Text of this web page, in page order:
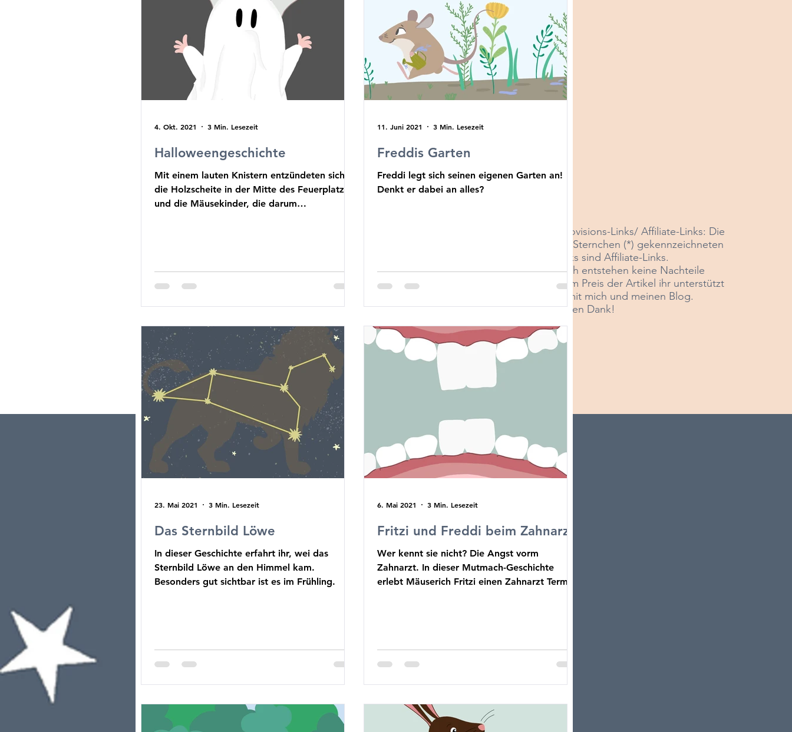
*Provisions-Links/ Affiliate-Links: Die
mit Sternchen (*) gekennzeichneten
Links sind Affiliate-Links.
Euch entstehen keine Nachteile
beim Preis der Artikel ihr unterstützt
damit mich und meinen Blog.
Vielen Dank!
Halloweengeschichte
Mit einem lauten Knistern entzündeten sich
die Holzscheite in der Mitte des Feuerplatzes
und die Mäusekinder, die darum
4. Okt. 2021 3 Min. Lesezeit
Freddis Garten
Freddi legt sich seinen eigenen Garten an!
Denkt er dabei an alles?
11. Juni 2021 3 Min. Lesezeit
Das Sternbild Löwe
In dieser Geschichte erfahrt ihr, wei das
Sternbild Löwe an den Himmel kam.
Besonders gut sichtbar ist es im Frühling.
23. Mai 2021 3 Min. Lesezeit
Fritzi und Freddi beim Zahnarzt
Wer kennt sie nicht? Die Angst vorm
Zahnarzt. In dieser Mutmach-Geschichte
erlebt Mäuserich Fritzi einen Zahnarzt Termin,
6. Mai 2021 3 Min. Lesezeit